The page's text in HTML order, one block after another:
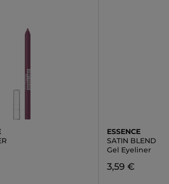
ESSENCE
SATIN BLEND
Gel Eyeliner
3,59 €